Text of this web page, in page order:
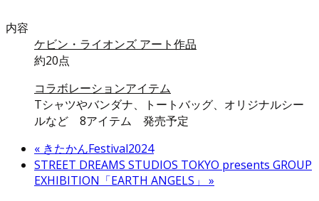
内容
ケビン・ライオンズ アート作品
約20点
コラボレーションアイテム
Tシャツやバンダナ、トートバッグ、オリジナルシー
ルなど 8アイテム 発売予定
« きたかんFestival2024
STREET DREAMS STUDIOS TOKYO presents GROUP
EXHIBITION「EARTH ANGELS」 »